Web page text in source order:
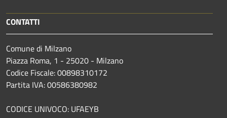
CONTATTI
Comune di Milzano
Piazza Roma, 1 - 25020 - Milzano
Codice Fiscale: 00898310172
Partita IVA: 00586380982
CODICE UNIVOCO: UFAEYB